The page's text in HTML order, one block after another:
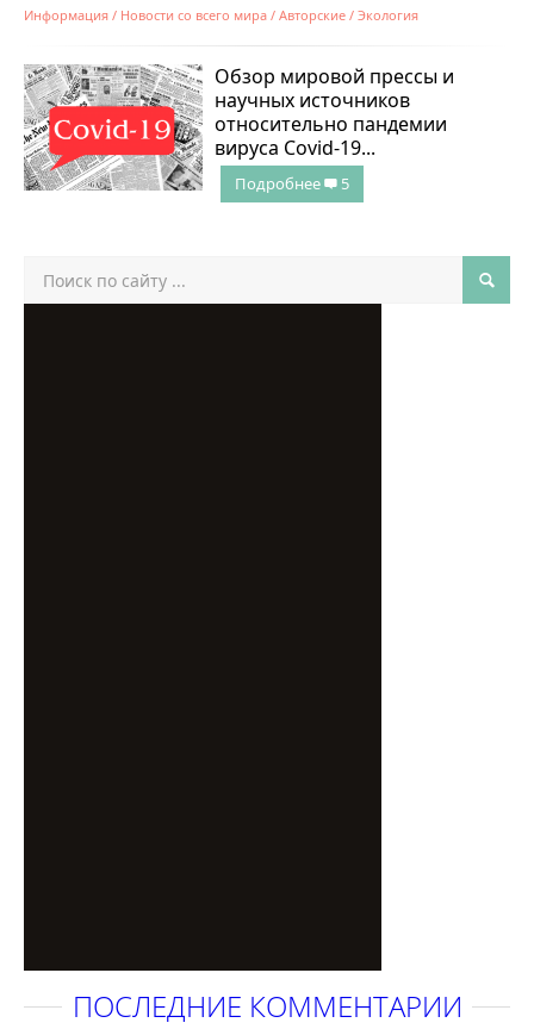
Информация / Новости со всего мира / Авторские / Экология
Обзор мировой прессы и
научных источников
относительно пандемии
вируса Covid-19...
Подробнее 5
ПОСЛЕДНИЕ КОММЕНТАРИИ